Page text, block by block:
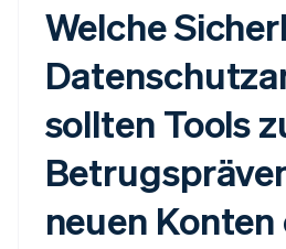
Welche
sollten Tools
neuen